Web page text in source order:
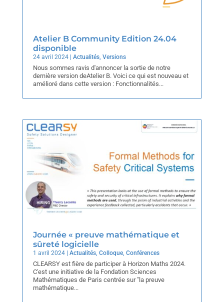
Atelier B Community Edition 24.04
disponible
24 avril 2024| Actualités, Versions
Nous sommes ravis d'annoncer la sortie de notre
dernière version deAtelier B. Voici ce qui est nouveau et
amélioré dans cette version : Fonctionnalités...
Journée « preuve mathématique et
sûreté logicielle
1 avril 2024| Actualités, Colloque, Conférences
CLEARSY est fière de participer à Horizon Maths 2024.
C'est une initiative de la Fondation Sciences
Mathématiques de Paris centrée sur "la preuve
mathématique...